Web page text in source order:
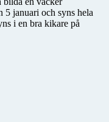
5 januari och syns hela
i en bra kikare på